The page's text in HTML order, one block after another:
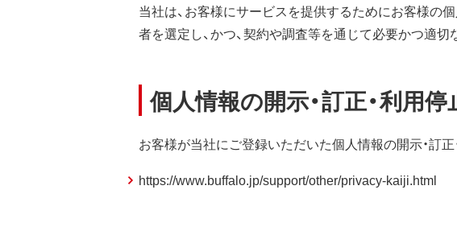
当社は、お客様にサービスを提供するためにお客様の
者を選定し、かつ、契約や調査等を通じて必要かつ適切
個人情報の開示・訂正・利用停
お客様が当社にご登録いただいた個人情報の開示・訂
https://www.buffalo.jp/support/other/privacy-kaiji.html